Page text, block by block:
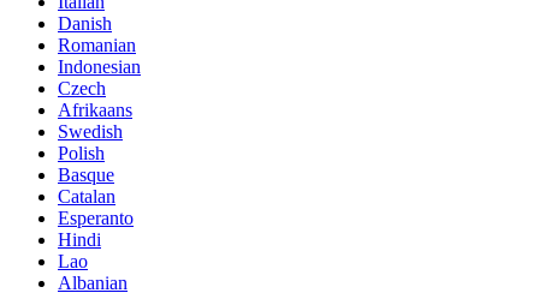
Danish
Romanian
Indonesian
Czech
Afrikaans
Swedish
Polish
Basque
Catalan
Esperanto
Hindi
Lao
Albanian